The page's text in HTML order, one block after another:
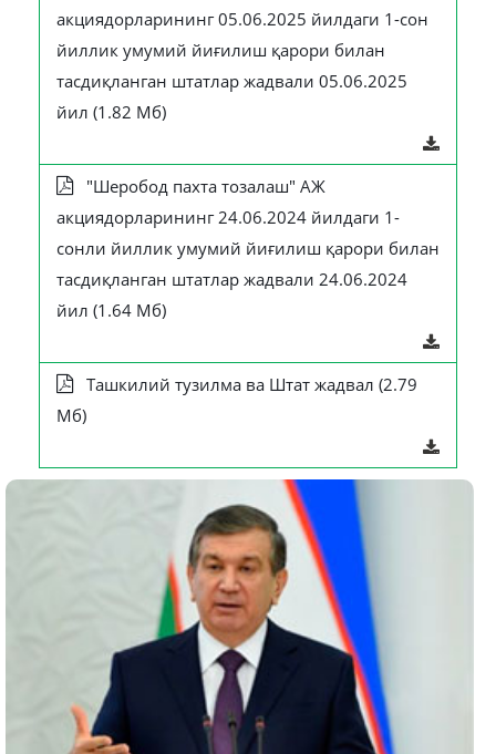
акциядорларининг 05.06.2025 йилдаги 1-сон
йиллик умумий йиғилиш қарори билан
тасдиқланган штатлар жадвали 05.06.2025
йил (1.82 Мб)
"Шеробод пахта тозалаш" АЖ
акциядорларининг 24.06.2024 йилдаги 1-
сонли йиллик умумий йиғилиш қарори билан
тасдиқланган штатлар жадвали 24.06.2024
йил (1.64 Мб)
Ташкилий тузилма ва Штат жадвал (2.79
Мб)